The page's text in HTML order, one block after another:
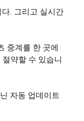
. 그리고 실시간
중계를 한 곳에
약할 수 있습니
자동 업데이트